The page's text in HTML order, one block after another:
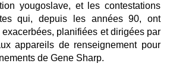
yougoslave, et les contestations
qui, depuis les années 90, ont
planifiées et dirigées par
appareils de renseignement pour
de Gene Sharp.